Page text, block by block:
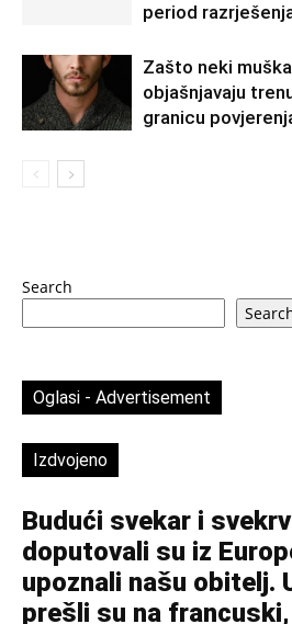
period
Zašto neki
objašnjavaju
granicu
Search
Oglasi - Advertisement
Izdvojeno
Budući svekar i
doputovali su iz
upoznali našu obitelj.
prešli su na